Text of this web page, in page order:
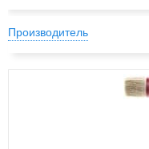
Производитель